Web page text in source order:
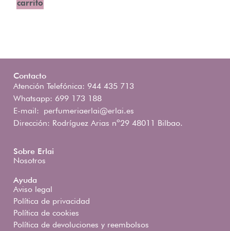
carrito
Contacto
Atención Telefónica: 944 435 713
Whatsapp: 699 173 188
E-mail: perfumeriaerlai@erlai.es
Dirección: Rodríguez Arias nº29 48011 Bilbao.
Sobre Erlai
Nosotros
Ayuda
Aviso legal
Política de privacidad
Política de cookies
Política de devoluciones y reembolsos